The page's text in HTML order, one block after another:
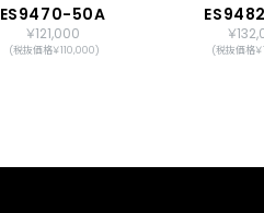
ES9470-50A
￥121,000
(税抜価格￥110,000)
￥
(税抜価格